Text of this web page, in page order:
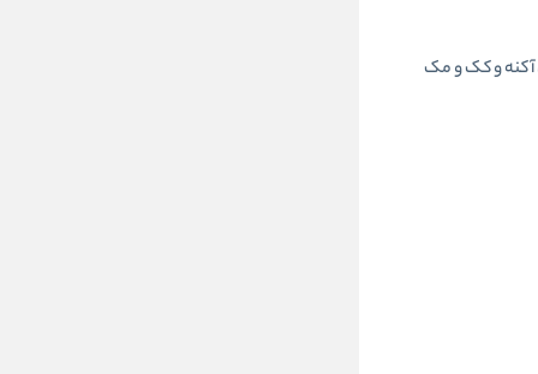
آکنه و کک و مک